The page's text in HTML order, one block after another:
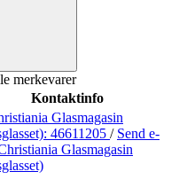
merkevarer
Kontaktinfo
Glasmagasin
46611205 / Send e-
Glasmagasin